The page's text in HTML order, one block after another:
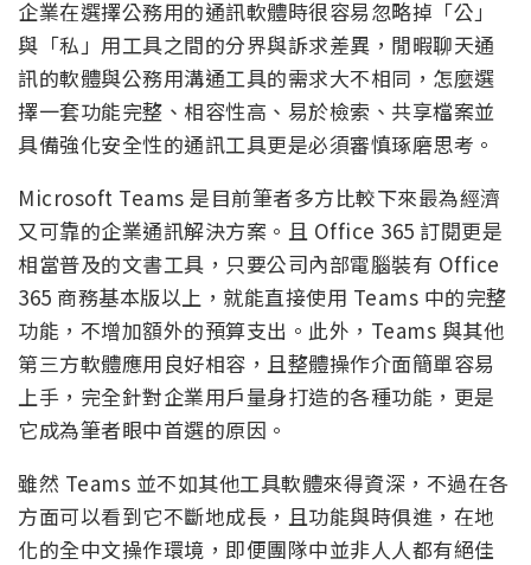
企業在選擇公務用的通訊軟體時很容易忽略掉「公」
與「私」用工具之間的分界與訴求差異，閒暇聊天通
訊的軟體與公務用溝通工具的需求大不相同，怎麼選
擇一套功能完整、相容性高、易於檢索、共享檔案並
具備強化安全性的通訊工具更是必須審慎琢磨思考。
Microsoft Teams 是目前筆者多方比較下來最為經濟
又可靠的企業通訊解決方案。且 Office 365 訂閱更是
相當普及的文書工具，只要公司內部電腦裝有 Office
365 商務基本版以上，就能直接使用 Teams 中的完整
功能，不增加額外的預算支出。此外，Teams 與其他
第三方軟體應用良好相容，且整體操作介面簡單容易
上手，完全針對企業用戶量身打造的各種功能，更是
它成為筆者眼中首選的原因。
雖然 Teams 並不如其他工具軟體來得資深，不過在各
方面可以看到它不斷地成長，且功能與時俱進，在地
化的全中文操作環境，即便團隊中並非人人都有絕佳